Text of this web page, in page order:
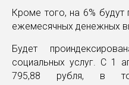
Кроме того, на 6%
ежемесячных денежных
Будет
социальных услуг. С 1
795,88 рубля, в